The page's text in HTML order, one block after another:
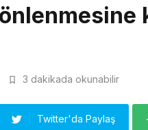
3 dakikada okunabilir
Twitter'da Paylaş